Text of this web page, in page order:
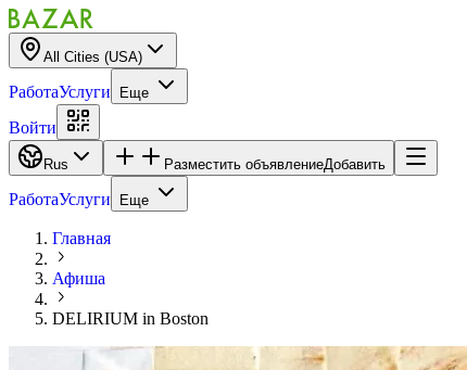
All Cities (USA)
РаботаУслуги Еще
Войти
Rus Разместить объявлениеДобавить
РаботаУслуги Еще
Главная
Афиша
DELIRIUM in Boston